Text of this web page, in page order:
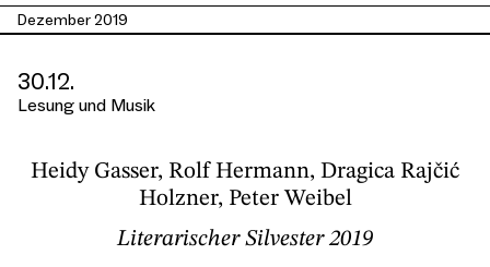
Dezember 2019
30.12.
Lesung und Musik
Heidy Gasser, Rolf Hermann, Dragica Rajčić
Holzner, Peter Weibel
Literarischer Silvester 2019